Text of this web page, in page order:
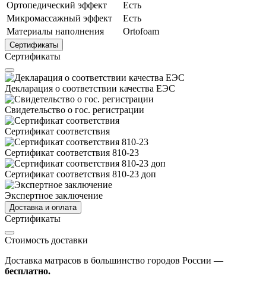
Ортопедический эффект
Есть
Микромассажный эффект
Есть
Материалы наполнения
Ortofoam
Сертификаты
Сертификаты
Декларация о соответствии качества ЕЭС
Свидетельство о гос. регистрации
Сертификат соответствия
Сертификат соответствия 810-23
Сертификат соответствия 810-23 доп
Экспертное заключение
Доставка и оплата
Сертификаты
Стоимость доставки
Доставка матрасов в большинство городов России —
бесплатно.